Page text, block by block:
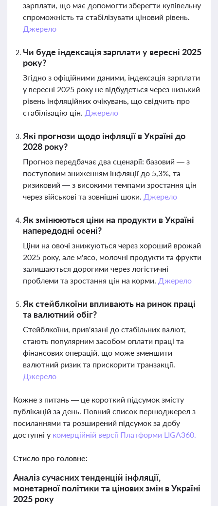
зарплати, що має допомогти зберегти купівельну
спроможність та стабілізувати ціновий рівень.
Джерело
Чи буде індексація зарплати у вересні 2025
року?
Згідно з офіційними даними, індексація зарплати
у вересні 2025 року не відбудеться через низький
рівень інфляційних очікувань, що свідчить про
стабілізацію цін. Джерело
Які прогнози щодо інфляції в Україні до
2028 року?
Прогноз передбачає два сценарії: базовий — з
поступовим зниженням інфляції до 5,3%, та
ризиковий — з високими темпами зростання цін
через військові та зовнішні шоки. Джерело
Як змінюються ціни на продукти в Україні
напередодні осені?
Ціни на овочі знижуються через хороший врожай
2025 року, але м'ясо, молочні продукти та фрукти
залишаються дорогими через логістичні
проблеми та зростання цін на корми. Джерело
Як стейблкоїни впливають на ринок праці
та валютний обіг?
Стейблкоїни, прив'язані до стабільних валют,
стають популярним засобом оплати праці та
фінансових операцій, що може зменшити
валютний ризик та прискорити транзакції.
Джерело
Кожне з питань — це короткий підсумок змісту
публікацій за день. Повний список першоджерел з
посиланнями та розширений підсумок за добу
доступні у комерційній версії Платформи LIGA360.
Стисло про головне:
Аналіз сучасних тенденцій інфляції,
монетарної політики та цінових змін в Україні
2025 року